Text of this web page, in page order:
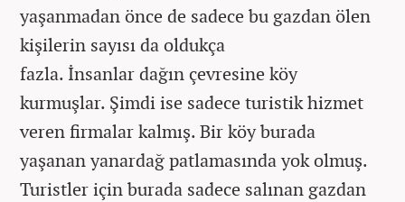
yaşanmadan önce de sadece bu gazdan ölen
kişilerin sayısı da oldukça
fazla. İnsanlar dağın çevresine köy
kurmuşlar. Şimdi ise sadece turistik hizmet
veren firmalar kalmış. Bir köy burada
yaşanan yanardağ patlamasında yok olmuş.
Turistler için burada sadece salınan gazdan